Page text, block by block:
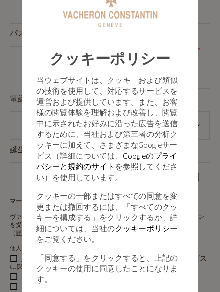
パスワード
*
電話番号
誕生日
マーケティングコミュニケーションのための個人情報の収集と利用
ヴァシュロン・コンスタンタンは、マーケティング・コミュニケーション
を提供するために、お客様の個人情報を収集することを意図しています
（詳細はこちらをご覧ください）。
個人情報の収集と利用に同意しますか？
入力した連絡先のいずれかで、メゾンの製品またはサービス
に関する情報の受け取りを希望します。
Eメールによる連絡可
SMS/MMSによる連絡可
クッキーポリシー
当ウェブサイトは、クッキーおよび類似
の技術を使用して、対応するサービスを
運営および提供しています。また、お客
様の閲覧体験を理解および改善し、閲覧
中に示されたお好みに沿った広告を送信
するために、当社および第三者の分析ク
ッキーに加えて、さまざまなGoogleサー
ビス（詳細については、 Googleのプライ
バシーと規約のサイト を参照してくださ
い）を使用しています。
クッキーの一部またはすべての同意を変
更または撤回するには、「すべてのクッ
キーを構成する」をクリックするか、詳
細については、当社のクッキーポリシー
をご覧ください。
「同意する」をクリックすると、上記の
クッキーの使用に同意したことになりま
す。